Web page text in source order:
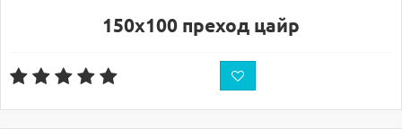
150х100 преход цайр